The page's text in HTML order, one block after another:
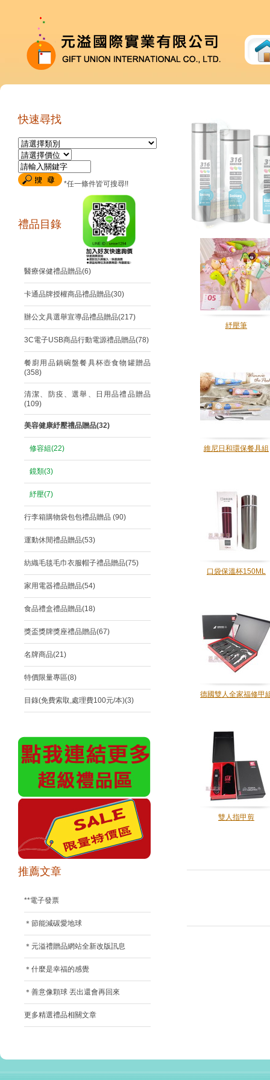
紓壓筆
維尼日和環保餐具組
口袋保溫杯150ML
德國雙人全家福修甲
雙人指甲剪
快速尋找
*任一條件皆可搜尋!!
禮品目錄
醫療保健禮品贈品(6)
卡通品牌授權商品禮品贈品(30)
辦公文具選舉宣導品禮品贈品(217)
3C電子USB商品行動電源禮品贈品(78)
餐廚用品鍋碗盤餐具杯壺食物罐贈品
(358)
清潔、防疫、選舉、日用品禮品贈品
(109)
美容健康紓壓禮品贈品(32)
修容組(22)
鏡類(3)
紓壓(7)
行李箱購物袋包包禮品贈品 (90)
運動休閒禮品贈品(53)
紡織毛毯毛巾衣服帽子禮品贈品(75)
家用電器禮品贈品(54)
食品禮盒禮品贈品(18)
獎盃獎牌獎座禮品贈品(67)
名牌商品(21)
特價限量專區(8)
目錄(免費索取,處理費100元/本)(3)
推薦文章
**電子發票
＊節能減碳愛地球
＊元溢禮贈品網站全新改版訊息
＊什麼是幸福的感覺
＊善意像顆球 丟出還會再回來
更多精選禮品相關文章